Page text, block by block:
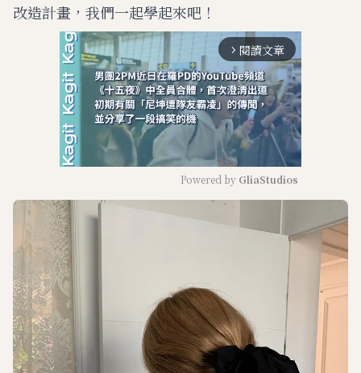
改造計畫，我們一起學起來吧！
arrow_forward_ios 閱讀文章
u
Powered by GliaStudios